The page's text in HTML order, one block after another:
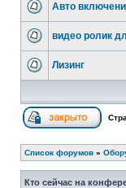
Авто
видео ролик
Лизинг
Список форумов »
Кто сейчас на